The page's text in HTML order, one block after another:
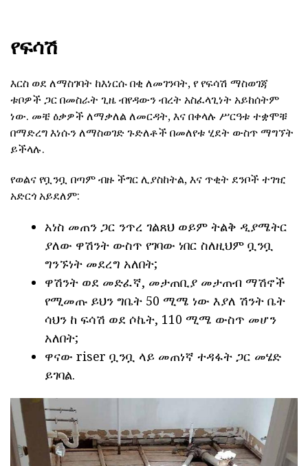
የፍሳሽ
እርስ ወደ ለማስገባት ከእነርሱ በቂ ለመገንባት, የ የፍሳሽ ማስወገጃ
ቱቦዎች ጋር በመስራት ጊዜ ብየዳውን ብረት አስፈላጊነት አይከሰትም
ነው. መቼ ዕቃዎች ለማቃለል ለመርዳት, እና በቀላሉ ሥርዓቱ ተቋሞቹ
በማድረግ እነሱን ለማስወገድ ጉድለቶች በመለየቱ ሂደት ውስጥ ማግኘት
ይችላሉ.
የወልና የቧንቧ በጣም ብዙ ችግር ሊያስከትል, እና ጥቂት ደንቦች ተገዢ
አድርጎ አይደለም:
አነስ መጠን ጋር ንጥረ ገልጸህ ወይም ትልቅ ዲያሜትር
ያለው ዋሽንት ውስጥ የገባው ነበር ስለዚህም ቧንቧ
ግንኙነት መደረግ አለበት;
ዋሽንት ወደ መድፈኛ, መታጠቢያ መታጠብ ማሽኖች
የሚመጡ ይህን ግቤት 50 ሚሜ ነው እያለ ሽንት ቤት
ሳህን ከ ፍሳሽ ወደ ሶኬት, 110 ሚሜ ውስጥ መሆን
አለበት;
ዋናው riser ቧንቧ ላይ መጠነኛ ተዳፋት ጋር መሄድ
ይገባል.